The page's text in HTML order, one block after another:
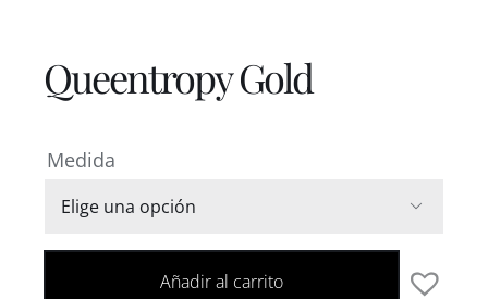
Queentropy Gold
Medida

Añadir al carrito